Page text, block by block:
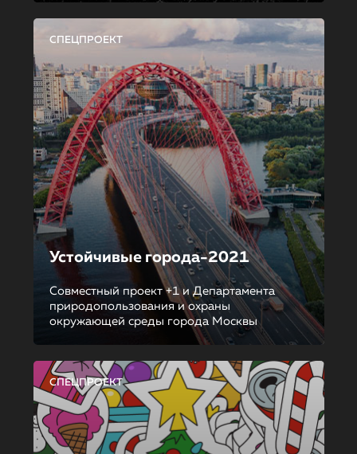
СПЕЦПРОЕКТ
Устойчивые города-2021
Совместный проект +1 и Департамента
природопользования и охраны
окружающей среды города Москвы
СПЕЦПРОЕКТ